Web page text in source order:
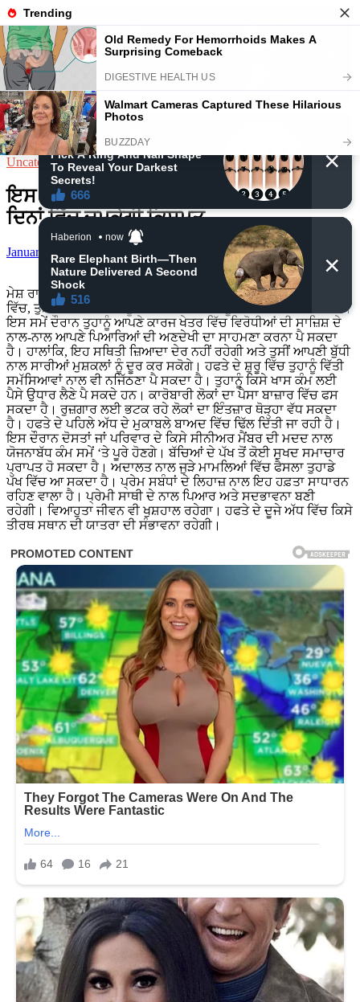
Skip
to
content
August 6, 2026
Daily News
loan
Insurance
Search
for:
Main Menu
Uncategorized
ਇਸ ਰਾਸ਼ੀ ਤੁਹਾਨੂੰ ਮਿਲੇਗਾ ਸਬਰ ਦਾ ਫਲ ਇਨ੍ਹਾਂ 7
ਦਿਨਾਂ ਵਿੱਚ ਚਮਕੇਗੀ ਕਿਸਮਤ
January 15, 2025 -by admin- Leave a Comment
ਮੇਸ਼ ਰਾਸ਼ੀ ਦੇ ਲੋਕਾਂ ਲਈ ਇਹ ਹਫਤਾ ਮਿਸ਼ਰਤ ਰਹਿਣ ਵਾਲਾ ਹੈ। ਹਫਤੇ ਦੇ ਸ਼ੁਰੂ
ਵਿੱਚ, ਤੁਸੀਂ ਆਪਣੀ ਇੱਜ਼ਤ ਨੂੰ ਕਾਇਮ ਰੱਖਣ ਲਈ ਜੂਝਦੇ ਹੋਏ ਦੇਖਿਆ ਜਾਵੇਗਾ।
ਇਸ ਸਮੇਂ ਦੌਰਾਨ ਤੁਹਾਨੂੰ ਆਪਣੇ ਕਾਰਜ ਖੇਤਰ ਵਿੱਚ ਵਿਰੋਧੀਆਂ ਦੀ ਸਾਜ਼ਿਸ਼ ਦੇ
ਨਾਲ-ਨਾਲ ਆਪਣੇ ਪਿਆਰਿਆਂ ਦੀ ਅਣਦੇਖੀ ਦਾ ਸਾਹਮਣਾ ਕਰਨਾ ਪੈ ਸਕਦਾ
ਹੈ। ਹਾਲਾਂਕਿ, ਇਹ ਸਥਿਤੀ ਜ਼ਿਆਦਾ ਦੇਰ ਨਹੀਂ ਰਹੇਗੀ ਅਤੇ ਤੁਸੀਂ ਆਪਣੀ ਬੁੱਧੀ
ਨਾਲ ਸਾਰੀਆਂ ਮੁਸ਼ਕਲਾਂ ਨੂੰ ਦੂਰ ਕਰ ਸਕੋਗੇ। ਹਫਤੇ ਦੇ ਸ਼ੁਰੂ ਵਿੱਚ ਤੁਹਾਨੂੰ ਵਿੱਤੀ
ਸਮੱਸਿਆਵਾਂ ਨਾਲ ਵੀ ਨਜਿੱਠਣਾ ਪੈ ਸਕਦਾ ਹੈ। ਤੁਹਾਨੂੰ ਕਿਸੇ ਖਾਸ ਕੰਮ ਲਈ
ਪੈਸੇ ਉਧਾਰ ਲੈਣੇ ਪੈ ਸਕਦੇ ਹਨ। ਕਾਰੋਬਾਰੀ ਲੋਕਾਂ ਦਾ ਪੈਸਾ ਬਾਜ਼ਾਰ ਵਿੱਚ ਫਸ
ਸਕਦਾ ਹੈ। ਰੁਜ਼ਗਾਰ ਲਈ ਭਟਕ ਰਹੇ ਲੋਕਾਂ ਦਾ ਇੰਤਜ਼ਾਰ ਥੋੜ੍ਹਾ ਵੱਧ ਸਕਦਾ
ਹੈ। ਹਫਤੇ ਦੇ ਪਹਿਲੇ ਅੱਧ ਦੇ ਮੁਕਾਬਲੇ ਬਾਅਦ ਵਿੱਚ ਢਿੱਲ ਦਿੱਤੀ ਜਾ ਰਹੀ ਹੈ।
ਇਸ ਦੌਰਾਨ ਦੋਸਤਾਂ ਜਾਂ ਪਰਿਵਾਰ ਦੇ ਕਿਸੇ ਸੀਨੀਅਰ ਮੈਂਬਰ ਦੀ ਮਦਦ ਨਾਲ
ਯੋਜਨਾਬੱਧ ਕੰਮ ਸਮੇਂ ‘ਤੇ ਪੂਰੇ ਹੋਣਗੇ। ਬੱਚਿਆਂ ਦੇ ਪੱਖ ਤੋਂ ਕੋਈ ਸੁਖਦ ਸਮਾਚਾਰ
ਪ੍ਰਾਪਤ ਹੋ ਸਕਦਾ ਹੈ। ਅਦਾਲਤ ਨਾਲ ਜੁੜੇ ਮਾਮਲਿਆਂ ਵਿੱਚ ਫੈਸਲਾ ਤੁਹਾਡੇ
ਪੱਖ ਵਿੱਚ ਆ ਸਕਦਾ ਹੈ। ਪ੍ਰੇਮ ਸਬੰਧਾਂ ਦੇ ਲਿਹਾਜ਼ ਨਾਲ ਇਹ ਹਫ਼ਤਾ ਸਾਧਾਰਨ
ਰਹਿਣ ਵਾਲਾ ਹੈ। ਪ੍ਰੇਮੀ ਸਾਥੀ ਦੇ ਨਾਲ ਪਿਆਰ ਅਤੇ ਸਦਭਾਵਨਾ ਬਣੀ
ਰਹੇਗੀ। ਵਿਆਹੁਤਾ ਜੀਵਨ ਵੀ ਖੁਸ਼ਹਾਲ ਰਹੇਗਾ। ਹਫਤੇ ਦੇ ਦੂਜੇ ਅੱਧ ਵਿੱਚ ਕਿਸੇ
ਤੀਰਥ ਸਥਾਨ ਦੀ ਯਾਤਰਾ ਦੀ ਸੰਭਾਵਨਾ ਰਹੇਗੀ।